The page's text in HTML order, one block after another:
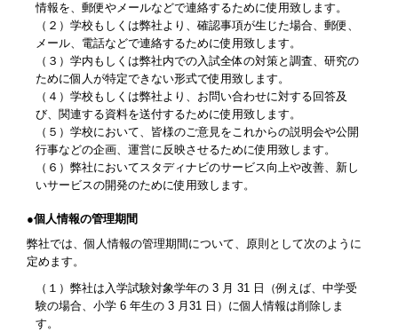
情報を、郵便やメールなどで連絡するために使用致します。
（２）学校もしくは弊社より、確認事項が生じた場合、郵便、
メール、電話などで連絡するために使用致します。
（３）学内もしくは弊社内での入試全体の対策と調査、研究の
ために個人が特定できない形式で使用致します。
（４）学校もしくは弊社より、お問い合わせに対する回答及
び、関連する資料を送付するために使用致します。
（５）学校において、皆様のご意見をこれからの説明会や公開
行事などの企画、運営に反映させるために使用致します。
（６）弊社においてスタディナビのサービス向上や改善、新し
いサービスの開発のために使用致します。
●個人情報の管理期間
弊社では、個人情報の管理期間について、原則として次のように
定めます。
（１）弊社は入学試験対象学年の 3 月 31 日（例えば、中学受
験の場合、小学 6 年生の 3 月31 日）に個人情報は削除しま
す。